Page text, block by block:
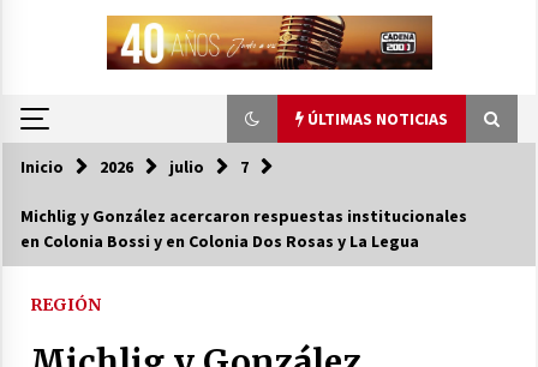
ÚLTIMAS NOTICIAS
ÚLTIMAS NOTICIAS
Pullaro y Michlig recorrieron y habiltaron
obras en C. Bossi y en 2 Rosas y La legua e
Inicio 2026 julio 7
Michlig y González acercaron respuestas institucionales
en Colonia Bossi y en Colonia Dos Rosas y La Legua
REGIÓN